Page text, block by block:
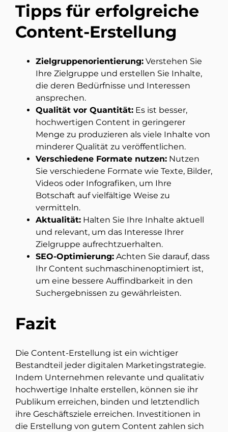
Tipps für erfolgreiche
Content-Erstellung
Zielgruppenorientierung: Verstehen Sie
Ihre Zielgruppe und erstellen Sie Inhalte,
die deren Bedürfnisse und Interessen
ansprechen.
Qualität vor Quantität: Es ist besser,
hochwertigen Content in geringerer
Menge zu produzieren als viele Inhalte von
minderer Qualität zu veröffentlichen.
Verschiedene Formate nutzen: Nutzen
Sie verschiedene Formate wie Texte, Bilder,
Videos oder Infografiken, um Ihre
Botschaft auf vielfältige Weise zu
vermitteln.
Aktualität: Halten Sie Ihre Inhalte aktuell
und relevant, um das Interesse Ihrer
Zielgruppe aufrechtzuerhalten.
SEO-Optimierung: Achten Sie darauf, dass
Ihr Content suchmaschinenoptimiert ist,
um eine bessere Auffindbarkeit in den
Suchergebnissen zu gewährleisten.
Fazit
Die Content-Erstellung ist ein wichtiger
Bestandteil jeder digitalen Marketingstrategie.
Indem Unternehmen relevante und qualitativ
hochwertige Inhalte erstellen, können sie ihr
Publikum erreichen, binden und letztendlich
ihre Geschäftsziele erreichen. Investitionen in
die Erstellung von gutem Content zahlen sich